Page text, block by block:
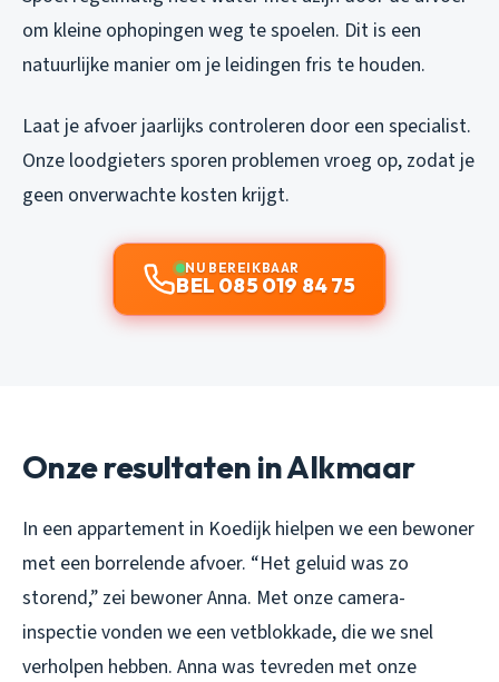
om kleine ophopingen weg te spoelen. Dit is een
natuurlijke manier om je leidingen fris te houden.
Laat je afvoer jaarlijks controleren door een specialist.
Onze loodgieters sporen problemen vroeg op, zodat je
geen onverwachte kosten krijgt.
NU BEREIKBAAR
BEL 085 019 84 75
Onze resultaten in Alkmaar
In een appartement in Koedijk hielpen we een bewoner
met een borrelende afvoer. “Het geluid was zo
storend,” zei bewoner Anna. Met onze camera-
inspectie vonden we een vetblokkade, die we snel
verholpen hebben. Anna was tevreden met onze